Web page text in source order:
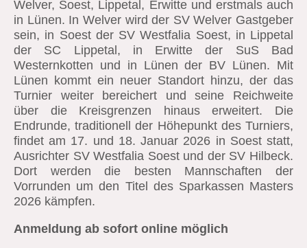
Welver, Soest, Lippetal, Erwitte und erstmals auch
in Lünen. In Welver wird der SV Welver Gastgeber
sein, in Soest der SV Westfalia Soest, in Lippetal
der SC Lippetal, in Erwitte der SuS Bad
Westernkotten und in Lünen der BV Lünen. Mit
Lünen kommt ein neuer Standort hinzu, der das
Turnier weiter bereichert und seine Reichweite
über die Kreisgrenzen hinaus erweitert. Die
Endrunde, traditionell der Höhepunkt des Turniers,
findet am 17. und 18. Januar 2026 in Soest statt,
Ausrichter SV Westfalia Soest und der SV Hilbeck.
Dort werden die besten Mannschaften der
Vorrunden um den Titel des Sparkassen Masters
2026 kämpfen.
Anmeldung ab sofort online möglich